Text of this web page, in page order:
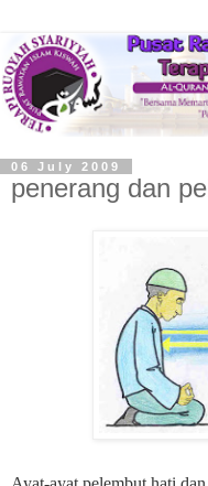
06 July 2009
penerang dan